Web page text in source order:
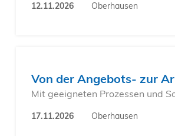
12.11.2026 Oberhausen
Von der Angebots- zur
Mit geeigneten Prozessen und
17.11.2026 Oberhausen